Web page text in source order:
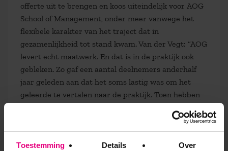
Toestemming Details Over
offerte uit te brengen en koos uiteindelijk voor AOG
School of Management, onder meer vanwege het
flexibele karakter van het traject dat in
gezamenlijkheid tot stand kwam. Van der Vegt: “AOG
levert echt maatwerk. En dat is in de praktijk ook
gebleken. Zo gaf een aantal deelnemers anderhalf
jaar geleden aan dat het soms lastig was om het
geleerde te vertalen naar de praktijk. Toen hebben
ingesteld, waarbij deelnemers van verschillende
teams gericht specifieke vraagstukken oppakten. Die
aanpak heeft goed gewerkt.”